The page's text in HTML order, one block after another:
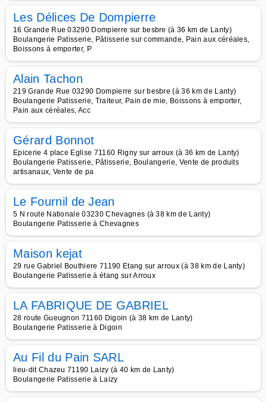
Les Délices De Dompierre
16 Grande Rue 03290 Dompierre sur besbre (à 36 km de Lanty)
Boulangerie Patisserie, Pâtisserie sur commande, Pain aux céréales,
Boissons à emporter, P
Alain Tachon
219 Grande Rue 03290 Dompierre sur besbre (à 36 km de Lanty)
Boulangerie Patisserie, Traiteur, Pain de mie, Boissons à emporter,
Pain aux céréales, Acc
Gérard Bonnot
Epicerie 4 place Eglise 71160 Rigny sur arroux (à 36 km de Lanty)
Boulangerie Patisserie, Pâtisserie, Boulangerie, Vente de produits
artisanaux, Vente de pa
Le Fournil de Jean
5 N route Nationale 03230 Chevagnes (à 38 km de Lanty)
Boulangerie Patisserie à Chevagnes
Maison kejat
29 rue Gabriel Bouthiere 71190 Etang sur arroux (à 38 km de Lanty)
Boulangerie Patisserie à étang sur Arroux
LA FABRIQUE DE GABRIEL
28 route Gueugnon 71160 Digoin (à 38 km de Lanty)
Boulangerie Patisserie à Digoin
Au Fil du Pain SARL
lieu-dit Chazeu 71190 Laizy (à 40 km de Lanty)
Boulangerie Patisserie à Laizy